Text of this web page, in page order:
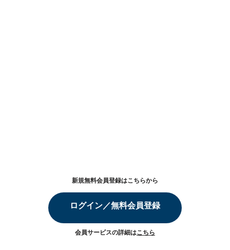
新規無料会員登録はこちらから
ログイン／無料会員登録
会員サービスの詳細はこちら